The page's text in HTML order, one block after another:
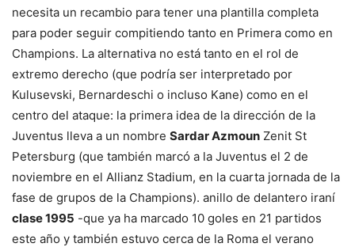
necesita un recambio para tener una plantilla completa
para poder seguir compitiendo tanto en Primera como en
Champions. La alternativa no está tanto en el rol de
extremo derecho (que podría ser interpretado por
Kulusevski, Bernardeschi o incluso Kane) como en el
centro del ataque: la primera idea de la dirección de la
Juventus lleva a un nombre Sardar Azmoun Zenit St
Petersburg (que también marcó a la Juventus el 2 de
noviembre en el Allianz Stadium, en la cuarta jornada de la
fase de grupos de la Champions). anillo de delantero iraní
clase 1995 -que ya ha marcado 10 goles en 21 partidos
este año y también estuvo cerca de la Roma el verano